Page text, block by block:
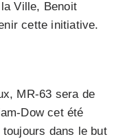
Ville, Benoit
cette initiative.
MR-63 sera de
Dow cet été
dans le but